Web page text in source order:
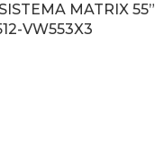
MATRIX 55”
VW553X3